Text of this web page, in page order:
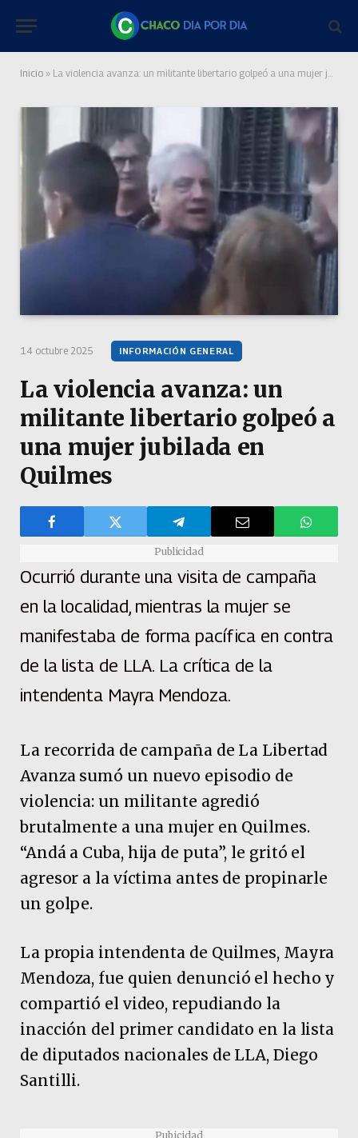
Inicio » La violencia avanza: un militante libertario golpeó a una mujer jubilada en Quilmes
14 octubre 2025 INFORMACIÓN GENERAL
La violencia avanza: un
militante libertario golpeó a
una mujer jubilada en
Quilmes
Publicidad
Ocurrió durante una visita de campaña
en la localidad, mientras la mujer se
manifestaba de forma pacífica en contra
de la lista de LLA. La crítica de la
intendenta Mayra Mendoza.
La recorrida de campaña de La Libertad
Avanza sumó un nuevo episodio de
violencia: un militante agredió
brutalmente a una mujer en Quilmes.
“Andá a Cuba, hija de puta”, le gritó el
agresor a la víctima antes de propinarle
un golpe.
La propia intendenta de Quilmes, Mayra
Mendoza, fue quien denunció el hecho y
compartió el video, repudiando la
inacción del primer candidato en la lista
de diputados nacionales de LLA, Diego
Santilli.
Pubicidad